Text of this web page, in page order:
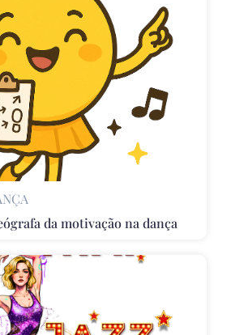
da motivação na dança